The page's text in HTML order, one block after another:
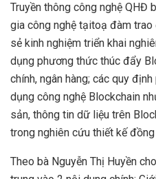
Truyền thông công nghệ QHĐ
gia công nghệ tạitoạ đàm
sẻ kinh nghiệm triển khai
dụng phương thức thúc đẩy
chính, ngân hàng; các quy
dụng công nghệ Blockchain
sản, thông tin dữ liệu trên
trong nghiên cứu thiết kế
Theo bà Nguyễn Thị Huyền